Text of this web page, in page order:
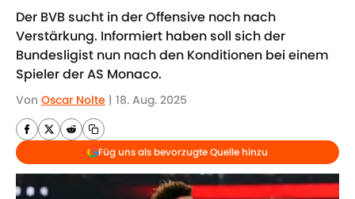
Der BVB sucht in der Offensive noch nach
Verstärkung. Informiert haben soll sich der
Bundesligist nun nach den Konditionen bei einem
Spieler der AS Monaco.
Von Oscar Nolte | 18. Aug. 2025
Füg uns als bevorzugte Quelle hinzu